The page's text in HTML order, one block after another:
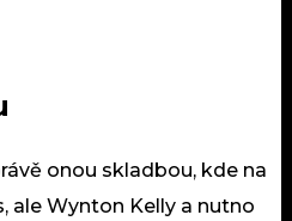
onou skladbou, kde na
ale Wynton Kelly a nutno